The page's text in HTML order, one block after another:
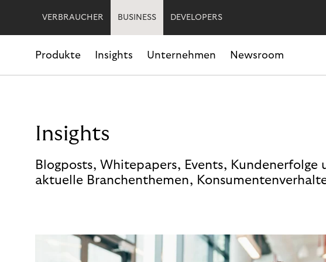
VERBRAUCHER BUSINESS DEVELOPERS
Produkte Insights Unternehmen Newsroom
Insights
Blogposts, Whitepapers, Events,
aktuelle Branchenthemen,